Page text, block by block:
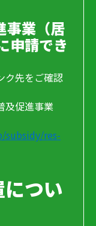
事業（居
申請でき
ク先をご確認
及促進事業
res-
つい